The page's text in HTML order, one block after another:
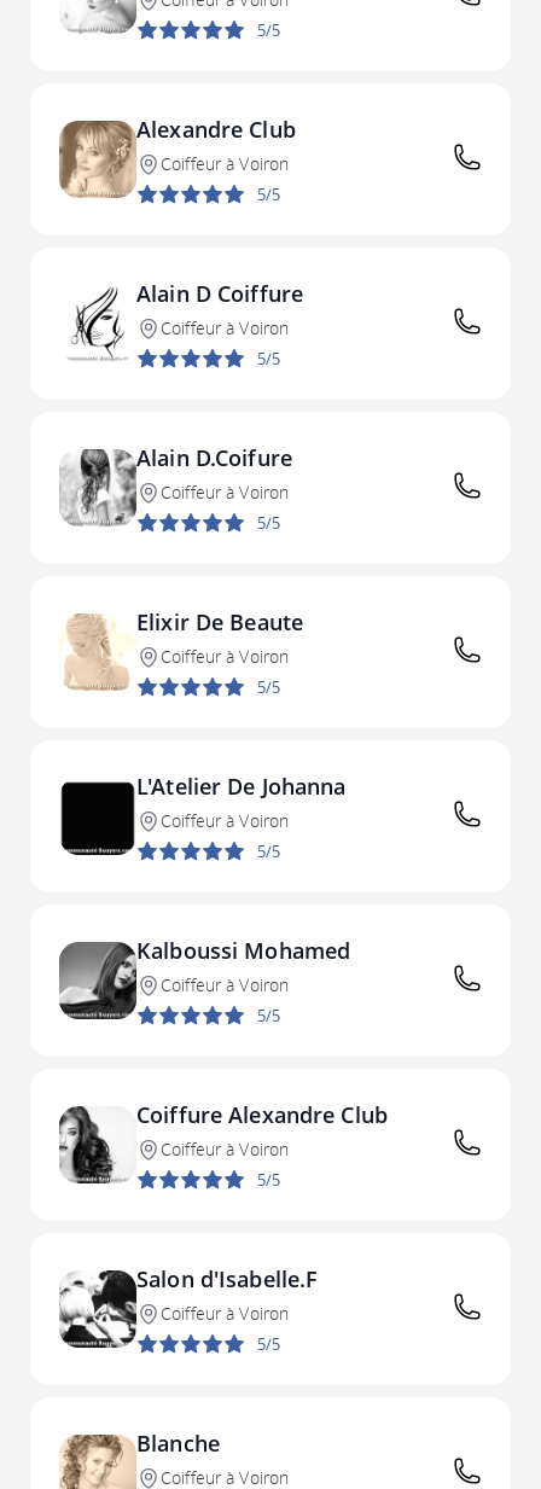
5/5
Alexandre Club
Coiffeur à Voiron
5/5
Alain D Coiffure
Coiffeur à Voiron
5/5
Alain D.Coifure
Coiffeur à Voiron
5/5
Elixir De Beaute
Coiffeur à Voiron
5/5
L'Atelier De Johanna
Coiffeur à Voiron
5/5
Kalboussi Mohamed
Coiffeur à Voiron
5/5
Coiffure Alexandre Club
Coiffeur à Voiron
5/5
Salon d'Isabelle.F
Coiffeur à Voiron
5/5
Blanche
Coiffeur à Voiron